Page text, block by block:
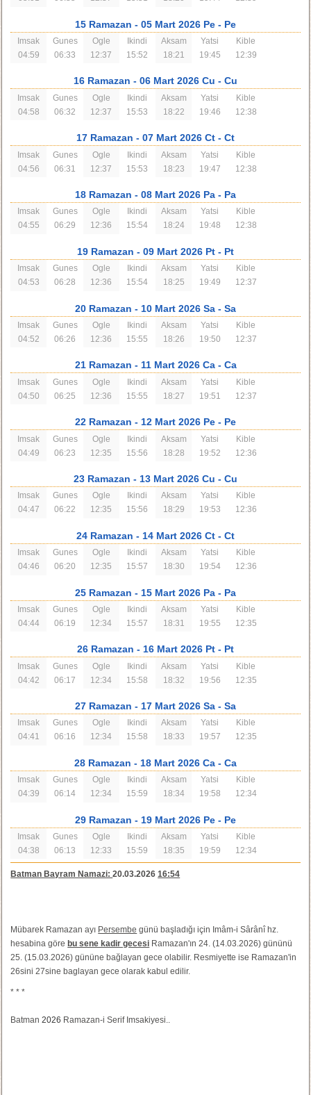
15 Ramazan - 05 Mart 2026 Pe - Pe
Imsak
04:59
Gunes
06:33
Ogle
12:37
Ikindi
15:52
Aksam
18:21
Yatsi
19:45
Kible
12:39
16 Ramazan - 06 Mart 2026 Cu - Cu
Imsak
04:58
Gunes
06:32
Ogle
12:37
Ikindi
15:53
Aksam
18:22
Yatsi
19:46
Kible
12:38
17 Ramazan - 07 Mart 2026 Ct - Ct
Imsak
04:56
Gunes
06:31
Ogle
12:37
Ikindi
15:53
Aksam
18:23
Yatsi
19:47
Kible
12:38
18 Ramazan - 08 Mart 2026 Pa - Pa
Imsak
04:55
Gunes
06:29
Ogle
12:36
Ikindi
15:54
Aksam
18:24
Yatsi
19:48
Kible
12:38
19 Ramazan - 09 Mart 2026 Pt - Pt
Imsak
04:53
Gunes
06:28
Ogle
12:36
Ikindi
15:54
Aksam
18:25
Yatsi
19:49
Kible
12:37
20 Ramazan - 10 Mart 2026 Sa - Sa
Imsak
04:52
Gunes
06:26
Ogle
12:36
Ikindi
15:55
Aksam
18:26
Yatsi
19:50
Kible
12:37
21 Ramazan - 11 Mart 2026 Ca- Ca
Imsak
04:50
Gunes
06:25
Ogle
12:36
Ikindi
15:55
Aksam
18:27
Yatsi
19:51
Kible
12:37
22 Ramazan - 12 Mart 2026 Pe - Pe
Imsak
04:49
Gunes
06:23
Ogle
12:35
Ikindi
15:56
Aksam
18:28
Yatsi
19:52
Kible
12:36
23 Ramazan - 13 Mart 2026 Cu - Cu
Imsak
04:47
Gunes
06:22
Ogle
12:35
Ikindi
15:56
Aksam
18:29
Yatsi
19:53
Kible
12:36
24 Ramazan - 14 Mart 2026 Ct - Ct
Imsak
04:46
Gunes
06:20
Ogle
12:35
Ikindi
15:57
Aksam
18:30
Yatsi
19:54
Kible
12:36
25 Ramazan - 15 Mart 2026 Pa - Pa
Imsak
04:44
Gunes
06:19
Ogle
12:34
Ikindi
15:57
Aksam
18:31
Yatsi
19:55
Kible
12:35
26 Ramazan - 16 Mart 2026 Pt - Pt
Imsak
04:42
Gunes
06:17
Ogle
12:34
Ikindi
15:58
Aksam
18:32
Yatsi
19:56
Kible
12:35
27 Ramazan - 17 Mart 2026 Sa - Sa
Imsak
04:41
Gunes
06:16
Ogle
12:34
Ikindi
15:58
Aksam
18:33
Yatsi
19:57
Kible
12:35
28 Ramazan - 18 Mart 2026 Ca - Ca
Imsak
04:39
Gunes
06:14
Ogle
12:34
Ikindi
15:59
Aksam
18:34
Yatsi
19:58
Kible
12:34
29 Ramazan - 19 Mart 2026 Pe - Pe
Imsak
04:38
Gunes
06:13
Ogle
12:33
Ikindi
15:59
Aksam
18:35
Yatsi
19:59
Kible
12:34
Batman Bayram Namazi:20.03.202616:54
Mübarek Ramazan ayı Persembe günü başladığı için Imâm-i Sârânî hz.
hesabina göre bu sene kadir gecesi Ramazan'ın 24. (14.03.2026) gününü
25. (15.03.2026) gününe bağlayan gece olabilir. Resmiyette ise Ramazan'in
26sini 27sine baglayan gece olarak kabul edilir.
* * *
Batman2026 Ramazan-i Serif Imsakiyesi..